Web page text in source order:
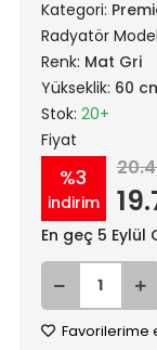
Kategori:
Radyatör
Renk: Mat Gri
Yükseklik: 60
Stok: 20+
Fiyat
%3
indirim
En geç 5
Favorilerime